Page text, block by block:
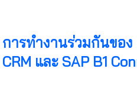
การทำงานร่วมกันของ
CRM และ SAP B1